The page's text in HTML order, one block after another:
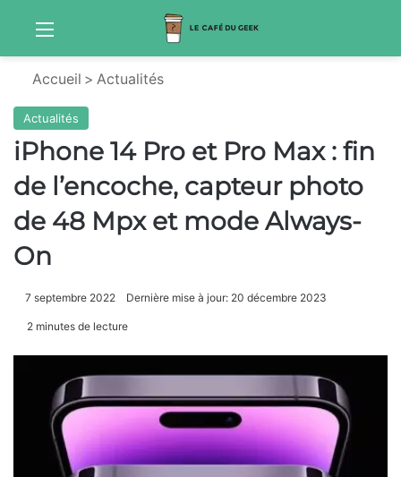
Menu
Accueil > Actualités
Actualités
iPhone 14 Pro et Pro Max : fin
de l’encoche, capteur photo
de 48 Mpx et mode Always-
On
7 septembre 2022 Dernière mise à jour: 20 décembre 2023
2 minutes de lecture